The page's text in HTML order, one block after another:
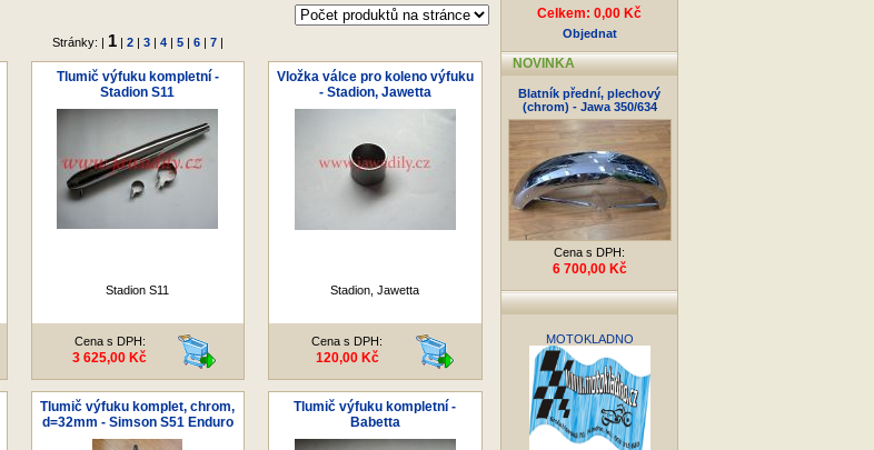
Stránky: | 1 | 2 | 3 | 4 | 5 | 6 | 7 |
Tlumič výfuku kompletní -
Stadion S11
Stadion S11
Cena s DPH:
3 625,00 Kč
Vložka válce pro koleno výfuku
- Stadion, Jawetta
Stadion, Jawetta
Cena s DPH:
120,00 Kč
Tlumič výfuku komplet, chrom,
d=32mm - Simson S51 Enduro
Tlumič výfuku kompletní -
Babetta
Celkem: 0,00 Kč
Objednat
NOVINKA
Blatník přední, plechový
(chrom) - Jawa 350/634
Cena s DPH:
6 700,00 Kč
MOTOKLADNO